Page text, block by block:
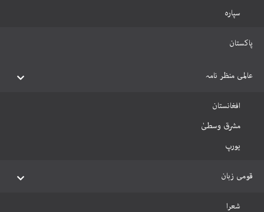
سپارہ
پاکستان
عالمی منظر نامہ
افغانستان
مشرق وسطیٰ
یورپ
قومی زبان
شعرا